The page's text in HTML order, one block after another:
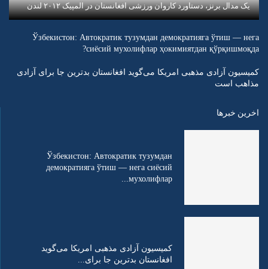
یک مدال برنز، دستاورد کاروان ورزشی افغانستان در المپیک ۲۰۱۲ لندن
Ўзбекистон: Автократик тузумдан демократияга ўтиш — нега
сиёсий мухолифлар ҳокимиятдан қўрқишмоқда?
کمیسیون آزادی مذهبی امریکا می‌گوید افغانستان بدترین جا برای آزادی
مذاهب است
اخرین خبرها
Ўзбекистон: Автократик тузумдан
демократияга ўтиш — нега сиёсий
мухолифлар...
کمیسیون آزادی مذهبی امریکا می‌گوید
افغانستان بدترین جا برای...